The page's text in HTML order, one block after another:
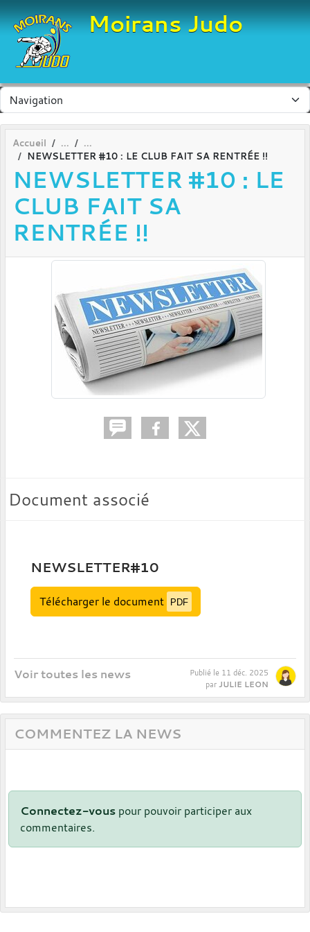
Moirans Judo
Accueil
NEWSLETTER #10 : LE CLUB FAIT SA RENTRÉE !!
NEWSLETTER #10 : LE
CLUB FAIT SA
RENTRÉE !!
Document associé
NEWSLETTER#10
Télécharger le document PDF
Voir toutes les news Publié le 11 déc. 2025
par JULIE LEON
COMMENTEZ LA NEWS
Connectez-vous pour pouvoir participer aux
commentaires.
Panneau de gestion des cookies